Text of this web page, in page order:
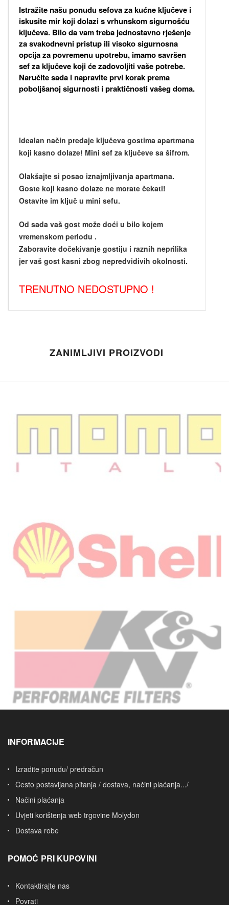
Istražite našu ponudu sefova za kućne ključeve i
iskusite mir koji dolazi s vrhunskom sigurnošću
ključeva. Bilo da vam treba jednostavno rješenje
za svakodnevni pristup ili visoko sigurnosna
opcija za povremenu upotrebu, imamo savršen
sef za ključeve koji će zadovoljiti vaše potrebe.
Naručite sada i napravite prvi korak prema
poboljšanoj sigurnosti i praktičnosti vašeg doma.
Idealan način predaje ključeva gostima apartmana
koji kasno dolaze! Mini sef za ključeve sa šifrom.
Olakšajte si posao iznajmljivanja apartmana.
Goste koji kasno dolaze ne morate čekati!
Ostavite im ključ u mini sefu.
Od sada vaš gost može doći u bilo kojem
vremenskom periodu .
Zaboravite dočekivanje gostiju i raznih neprilika
jer vaš gost kasni zbog nepredvidivih okolnosti.
TRENUTNO NEDOSTUPNO !
ZANIMLJIVI PROIZVODI
INFORMACIJE
Izradite ponudu/ predračun
Često postavljana pitanja / dostava, načini plaćanja.../
Načini plaćanja
Uvjeti korištenja web trgovine Molydon
Dostava robe
POMOĆ PRI KUPOVINI
Kontaktirajte nas
Povrati